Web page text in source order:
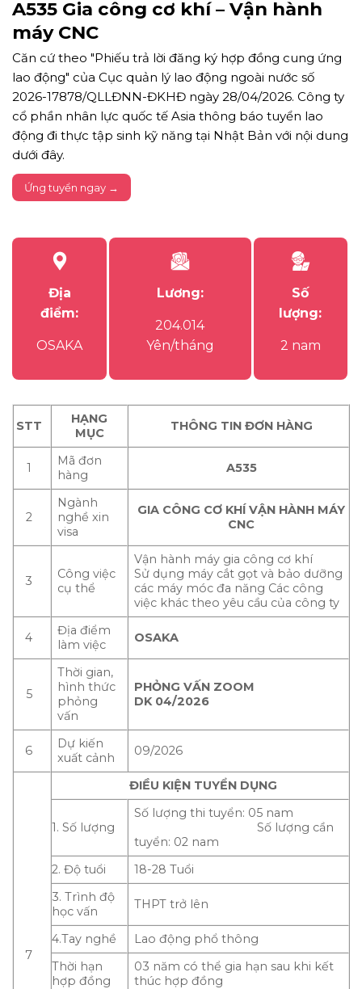
A535 Gia công cơ khí – Vận hành
máy CNC
Căn cứ theo "Phiếu trả lời đăng ký hợp đồng cung ứng
lao động" của Cục quản lý lao động ngoài nước số
2026-17878/QLLĐNN-ĐKHĐ ngày 28/04/2026. Công ty
cổ phần nhân lực quốc tế Asia thông báo tuyển lao
động đi thực tập sinh kỹ năng tại Nhật Bản với nội dung
dưới đây.
Ứng tuyển ngay →
Địa
điểm:
OSAKA
Lương:
204.014
Yên/tháng
Số
lượng:
2 nam
STT
HẠNG
MỤC
THÔNG TIN ĐƠN HÀNG
1
Mã đơn
hàng
A535
2
Ngành
nghề xin
visa
GIA CÔNG CƠ KHÍ VẬN HÀNH MÁY
CNC
3
Công việc
cụ thể
Vận hành máy gia công cơ khí
Sử dụng máy cắt gọt và bảo dưỡng
các máy móc đa năng Các công
việc khác theo yêu cầu của công ty
4
Địa điểm
làm việc
OSAKA
5
Thời gian,
hình thức
phỏng
vấn
PHỎNG VẤN ZOOM
DK 04/2026
6
Dự kiến
xuất cảnh
09/2026
7
ĐIỀU KIỆN TUYỂN DỤNG
1. Số lượng
Số lượng thi tuyển: 05 nam
Số lượng cần
tuyển: 02 nam
2. Độ tuổi
18-28 Tuổi
3. Trình độ
học vấn
THPT trở lên
4.Tay nghề
Lao động phổ thông
Thời hạn
hợp đồng
03 năm có thể gia hạn sau khi kết
thúc hợp đồng